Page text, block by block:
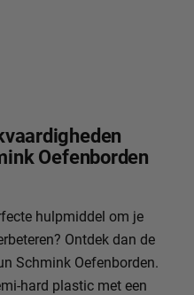
Oefenborden
hulpmiddel om je
Ontdek dan de
Schmink Oefenborden.
hard plastic met een